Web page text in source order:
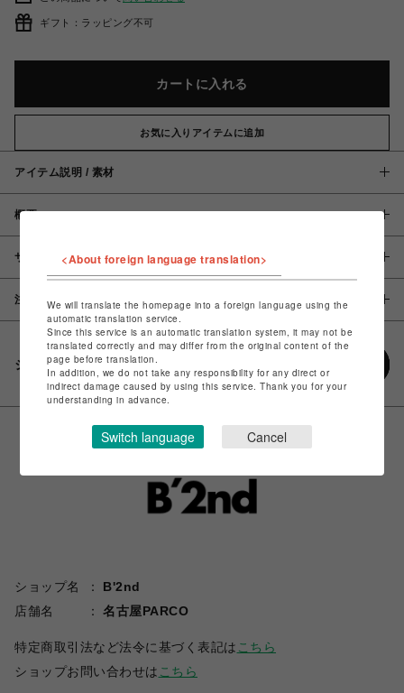
ギフト：ラッピング不可
カートに入れる
お気に入りアイテムに追加
アイテム説明 / 素材
概要
サイズ
注意事項
シェアする
ショップ名
B'2nd
店舗名
名古屋PARCO
特定商取引法など法令に基づく表記は こちら
ショップお問い合わせは こちら
<About foreign language translation>
We will translate the homepage into a foreign language using the
automatic translation service.
Since this service is an automatic translation system, it may not be
translated correctly and may differ from the original content of the
page before translation.
In addition, we do not take any responsibility for any direct or
indirect damage caused by using this service. Thank you for your
understanding in advance.
Switch language Cancel